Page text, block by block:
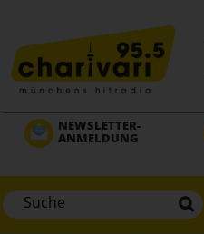
Inhalt
NEWSLETTER-
ANMELDUNG